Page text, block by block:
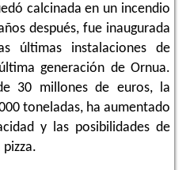
calcinada en un incendio
después, fue inaugurada
últimas instalaciones de
generación de Ornua.
30 millones de euros, la
toneladas, ha aumentado
y las posibilidades de